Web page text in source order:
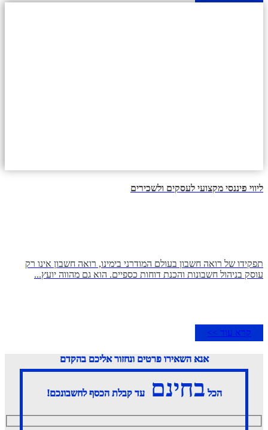
ליווי פיננסי מקצועי לעסקים ולשכירים
תפקידו של רואה חשבון בעולם המודרני בימינו, רואה חשבון אינו רק
עוסק בניהול חשבונות והכנת דוחות כספיים. הוא גם מהווה יועץ...
קרא עוד >>
אנא השאירו פרטים ונחזור אליכם בהקדם
הכל בחינםעד קבלת הכסף לחשבונכם!